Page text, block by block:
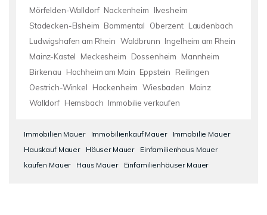
Mörfelden-Walldorf Nackenheim
Ilvesheim
Stadecken-Elsheim Bammental Oberzent Laudenbach
Ludwigshafen am Rhein Waldbrunn Ingelheim am Rhein
Mainz-Kastel
Meckesheim Dossenheim
Mannheim
Birkenau
Hochheim am Main Eppstein
Reilingen
Oestrich-Winkel
Hockenheim Wiesbaden
Mainz
Walldorf Hemsbach Immobilie verkaufen
Immobilien Mauer Immobilienkauf Mauer
Immobilie Mauer
Hauskauf Mauer
Häuser Mauer
Einfamilienhaus Mauer
kaufen Mauer
Haus Mauer Einfamilienhäuser Mauer